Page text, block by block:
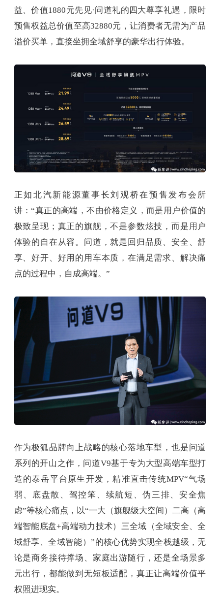
益、价值1880元先见·问道礼的四大尊享礼遇，限时
预售权益总价值至高32880元，让消费者无需为产品
溢价买单，直接坐拥全域舒享的豪华出行体验。
正如北汽新能源董事长刘观桥在预售发布会所
讲：“真正的高端，不由价格定义，而是用户价值的
极致呈现；真正的旗舰，不是参数炫技，而是用户
体验的自在从容。问道，就是回归品质、安全、舒
享、好开、好用的用车本质，在满足需求、解决痛
点的过程中，自成高端。”
作为极狐品牌向上战略的核心落地车型，也是问道
系列的开山之作，问道V9基于专为大型高端车型打
造的泰岳平台原生开发，精准直击传统MPV“气场
弱、底盘散、驾控笨、续航短、伪三排、安全焦
虑”等核心痛点，以“一大（旗舰级大空间）二高（高
端智能底盘+高端动力技术）三全域（全域安全、全
域舒享、全域智能）”的核心优势实现全栈越级，无
论是商务接待撑场、家庭出游随行，还是全场景多
元出行，都能做到无短板适配，真正让高端价值平
权照进现实。